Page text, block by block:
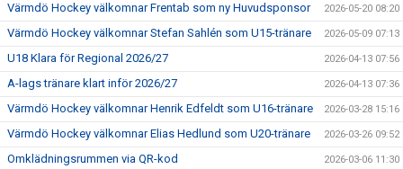
Värmdö Hockey välkomnar Frentab som ny Huvudsponsor 2026-05-20 08:20
Värmdö Hockey välkomnar Stefan Sahlén som U15-tränare 2026-05-09 07:13
U18 Klara för Regional 2026/27 2026-04-13 07:56
A-lags tränare klart inför 2026/27 2026-04-13 07:36
Värmdö Hockey välkomnar Henrik Edfeldt som U16-tränare 2026-03-28 15:16
Värmdö Hockey välkomnar Elias Hedlund som U20-tränare 2026-03-26 09:52
Omklädningsrummen via QR-kod 2026-03-06 11:30